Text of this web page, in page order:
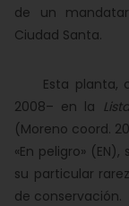
de un
Ciudad Santa.
Esta planta,
2008– en la
(Moreno coord.
«En peligro»
su particular
de conservación.